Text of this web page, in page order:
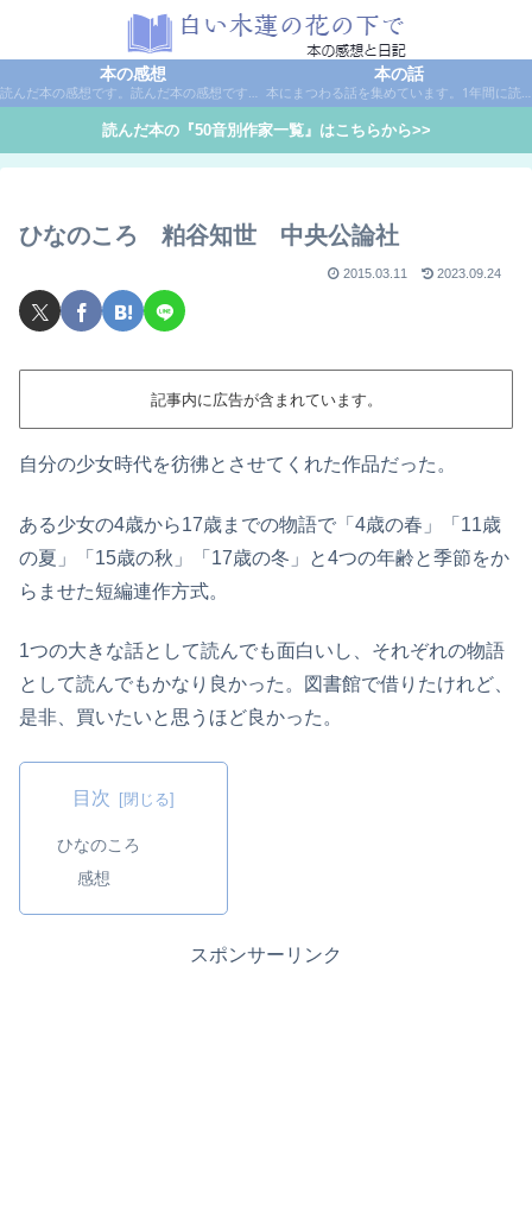
本の感想
読んだ本の感想です。読んだ本の感想です。本は作家名で50音別に分類しています。
本の話
本にまつわる話を集めています。1年間に読んだ本の総括や、本に関する話題など。
読んだ本の『50音別作家一覧』はこちらから>>
ひなのころ 粕谷知世 中央公論社
2015.03.11 2023.09.24
記事内に広告が含まれています。
自分の少女時代を彷彿とさせてくれた作品だった。
ある少女の4歳から17歳までの物語で「4歳の春」「11歳
の夏」「15歳の秋」「17歳の冬」と4つの年齢と季節をか
らませた短編連作方式。
1つの大きな話として読んでも面白いし、それぞれの物語
として読んでもかなり良かった。図書館で借りたけれど、
是非、買いたいと思うほど良かった。
目次
ひなのころ
感想
スポンサーリンク